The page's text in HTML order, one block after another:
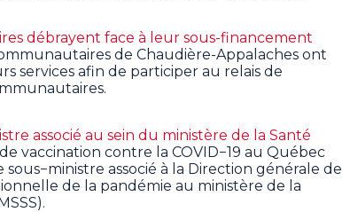
débrayent face à leur sous-financement
de Chaudière-Appalaches ont
services afin de participer au relais de
associé au sein du ministère de la Santé
vaccination contre la COVID−19 au Québec
associé à la Direction générale de
de la pandémie au ministère de la